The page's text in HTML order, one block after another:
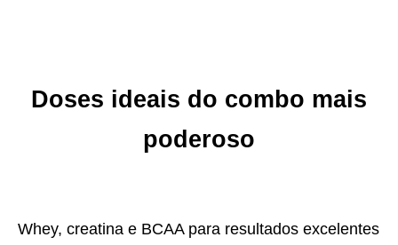
Doses ideais do combo mais
poderoso
Whey, creatina e BCAA para resultados excelentes